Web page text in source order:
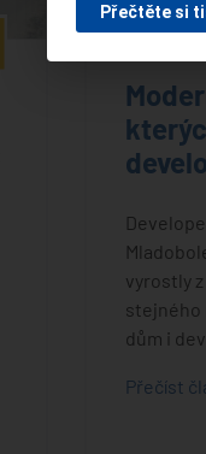
vyrostly
stejného
dům i
Přečíst
Přečtěte si